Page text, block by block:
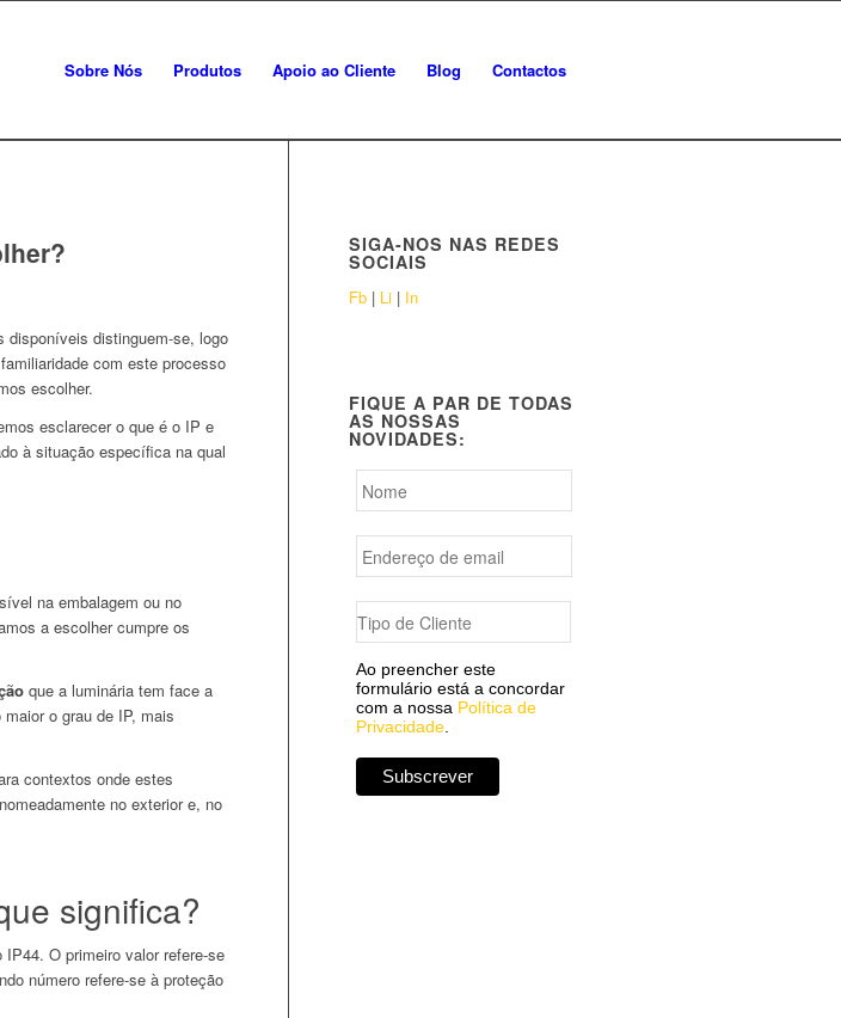
Sobre Nós Produtos Apoio ao Cliente Blog Contactos
disponíveis distinguem-se, logo
com este processo
escolher.
esclarecer o que é o IP e
à situação específica na qual
na embalagem ou no
a escolher cumpre os
que a luminária tem face a
o grau de IP, mais
contextos onde estes
no exterior e, no
significa?
O primeiro valor refere-se
número refere-se à proteção
SIGA-NOS NAS REDES
SOCIAIS
Fb | Li | In
FIQUE A PAR DE TODAS
AS NOSSAS
NOVIDADES:
Ao preencher este
formulário está a concordar
com a nossa Política de
Privacidade